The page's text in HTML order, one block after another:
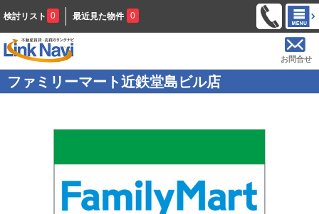
検討リスト 0 最近見た物件 0
お問合せ
ファミリーマート近鉄堂島ビル店